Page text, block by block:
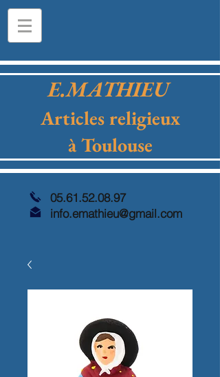
E.MATHIEU
Articles religieux
à Toulouse
05.61.52.08.97
info.emathieu@gmail.com